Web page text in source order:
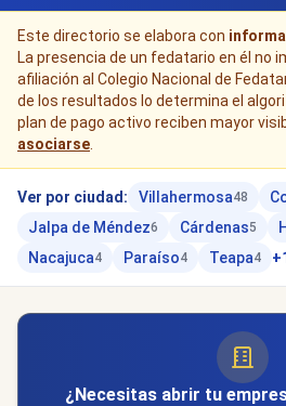
Este directorio se elabora con
La presencia de un fedatario en él no
afiliación al Colegio Nacional de
de los resultados lo determina el
plan de pago activo reciben mayor
asociarse
Ver por ciudad: Villahermosa48
Jalpa de Méndez6 Cárdenas5
Nacajuca4 Paraíso4 Teapa4
¿Necesitas abrir tu